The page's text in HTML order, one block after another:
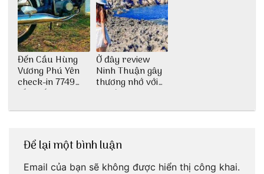
Đến Cầu Hùng
Vương Phú Yên
check-in 7749
tấm sống ảo
Ở đây review
Ninh Thuận gây
thương nhớ với
nét đẹp thiên
Để lại một bình luận
Email của bạn sẽ không được hiển thị công khai.